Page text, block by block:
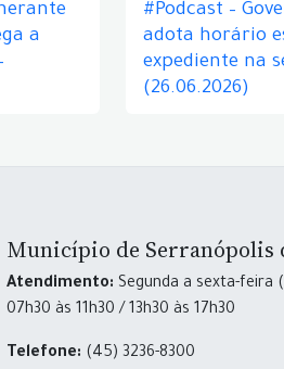
a
#Podcast –
adota horário
expediente na
(26.06.2026)
Município de Serranópolis
Atendimento: Segunda a sexta-feira
07h30 às 11h30 / 13h30 às 17h30
Telefone: (45) 3236-8300